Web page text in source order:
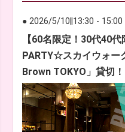
● 2026/5/10 13:30 - 15:00
【60名限定！30代40
PARTY☆スカイウォー
Brown TOKYO」貸切！